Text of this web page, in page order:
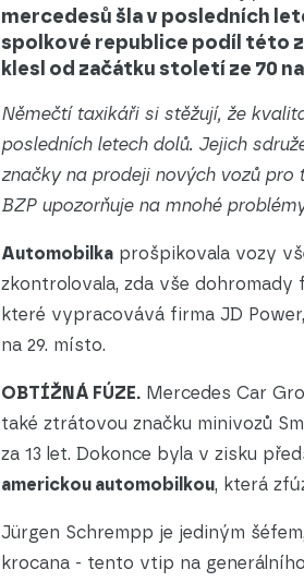
mercedesů šla v posledních
spolkové republice podíl této
klesl od začátku století ze 70 na
Němečtí taxikáři si stěžují, že
posledních letech dolů. Jejich
značky na prodeji nových vozů pro
BZP upozorňuje na mnohé
Automobilka prošpikovala vozy
zkontrolovala, zda vše dohromady
které vypracovává firma JD
na 29. místo.
OBTÍŽNÁ FÚZE. Mercedes Car
také ztrátovou značku minivozů
za 13 let. Dokonce byla v zisku
americkou automobilkou, která
Jürgen Schrempp je jediným
krocana - tento vtip na